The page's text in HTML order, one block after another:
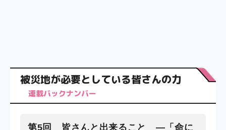
被災地が必要としている皆さんの力
連載バックナンバー
第5回 皆さんと出来ること ―「命に